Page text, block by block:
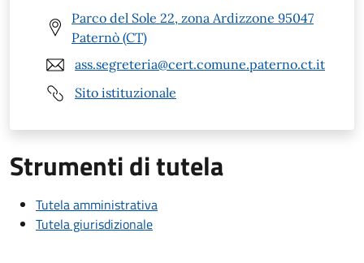
Parco del Sole 22, zona Ardizzone 95047
Paternò (CT)
ass.segreteria@cert.comune.paterno.ct.it
Sito istituzionale
Strumenti di tutela
Tutela amministrativa
Tutela giurisdizionale